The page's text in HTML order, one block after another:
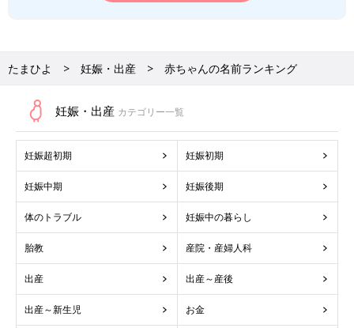
たまひよ 妊娠・出産 赤ちゃんの名前ランキング
妊娠・出産 カテゴリー一覧
妊娠超初期 妊娠初期
妊娠中期 妊娠後期
体のトラブル 妊娠中の暮らし
胎教 産院・産婦人科
出産 出産～産後
出産～新生児 お金